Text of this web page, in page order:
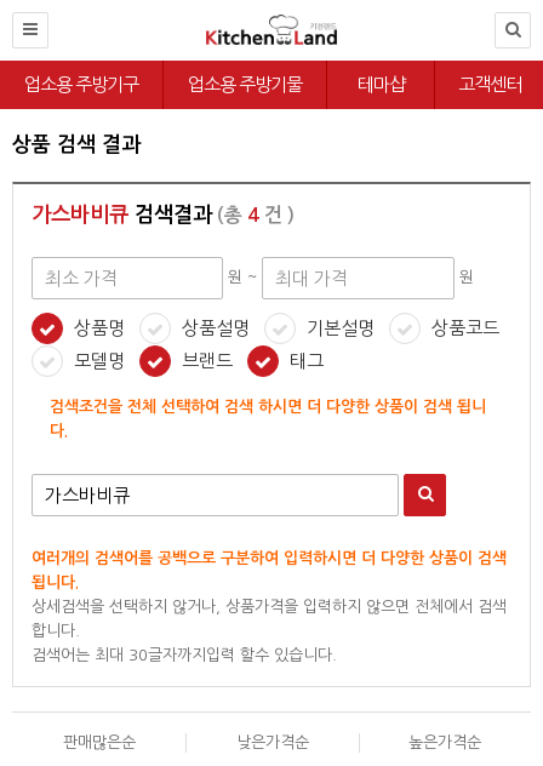
업소용 주방기구 업소용 주방기물 테마샵 고객센터
상품 검색 결과
가스바비큐 검색결과(총 4 건 )
원 ~ 원
상품명 상품설명 기본설명
상품코드
모델명
브랜드 태그
검색조건을 전체 선택하여 검색 하시면 더 다양한 상품이 검색 됩니
다.
여러개의 검색어를 공백으로 구분하여 입력하시면 더 다양한 상품이 검색
됩니다.
상세검색을 선택하지 않거나, 상품가격을 입력하지 않으면 전체에서 검색
합니다.
검색어는 최대 30글자까지입력 할수 있습니다.
판매많은순 낮은가격순 높은가격순